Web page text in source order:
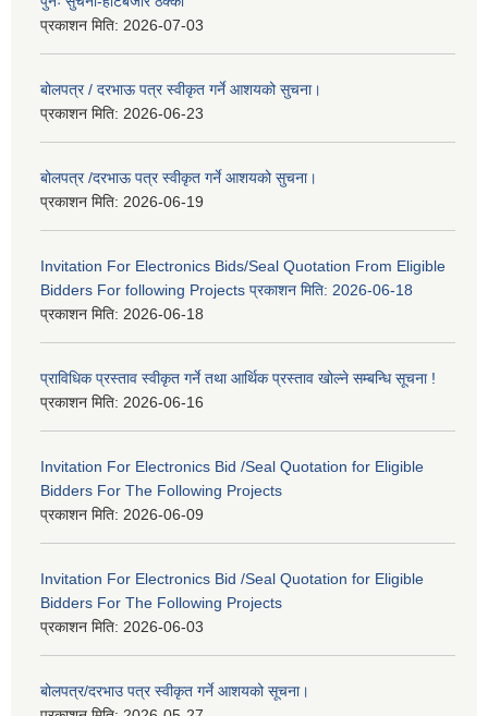
प्रकाशन मिति: 2026-07-03
बोलपत्र / दरभाऊ पत्र स्वीकृत गर्ने आशयको सुचना।
प्रकाशन मिति: 2026-06-23
बोलपत्र /दरभाऊ पत्र स्वीकृत गर्ने आशयको सुचना।
प्रकाशन मिति: 2026-06-19
Invitation For Electronics Bids/Seal Quotation From Eligible
Bidders For following Projects प्रकाशन मिति: 2026-06-18
प्रकाशन मिति: 2026-06-18
प्राविधिक प्रस्ताव स्वीकृत गर्ने तथा आर्थिक प्रस्ताव खोल्ने सम्बन्धि सूचना !
प्रकाशन मिति: 2026-06-16
Invitation For Electronics Bid /Seal Quotation for Eligible
Bidders For The Following Projects
प्रकाशन मिति: 2026-06-09
Invitation For Electronics Bid /Seal Quotation for Eligible
Bidders For The Following Projects
प्रकाशन मिति: 2026-06-03
बोलपत्र/दरभाउ पत्र स्वीकृत गर्ने आशयको सूचना।